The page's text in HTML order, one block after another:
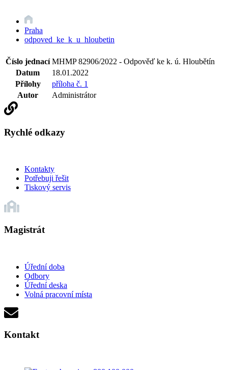
Praha
odpoved_ke_k_u_hloubetin
Číslo jednací MHMP 82906/2022 - Odpověď ke k. ú. Hloubětín
Datum
18.01.2022
Přílohy
příloha č. 1
Autor
Administrátor
Rychlé odkazy
Kontakty
Potřebuji řešit
Tiskový servis
Magistrát
Úřední doba
Odbory
Úřední deska
Volná pracovní místa
Kontakt